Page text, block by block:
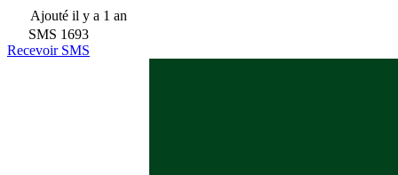
Ajouté il y a 1 an
SMS 1693
Recevoir SMS